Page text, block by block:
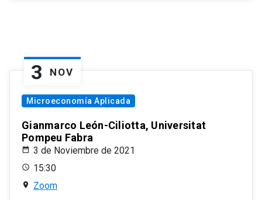
3 NOV
Microeconomía Aplicada
Gianmarco León-Ciliotta, Universitat
Pompeu Fabra
3 de Noviembre de 2021
15:30
Zoom